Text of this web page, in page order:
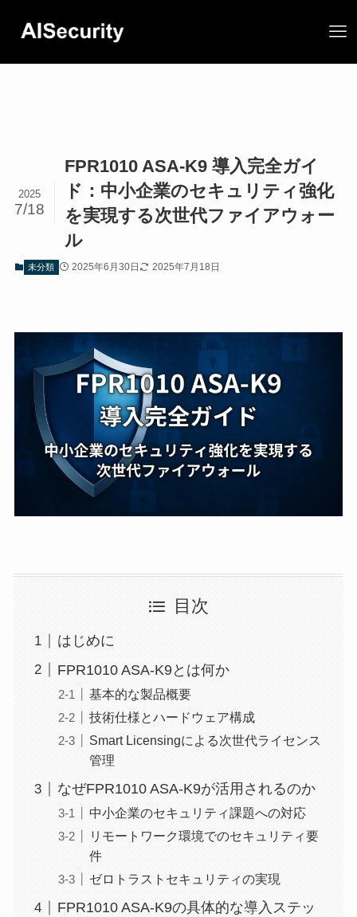
FPR1010 ASA-K9 導入完全ガイ
ド：中小企業のセキュリティ強化
を実現する次世代ファイアウォー
ル
2025
7/18
未分類 2025年6月30日 2025年7月18日
目次
はじめに
FPR1010 ASA-K9とは何か
基本的な製品概要
技術仕様とハードウェア構成
Smart Licensingによる次世代ライセンス
管理
なぜFPR1010 ASA-K9が活用されるのか
中小企業のセキュリティ課題への対応
リモートワーク環境でのセキュリティ要
件
ゼロトラストセキュリティの実現
FPR1010 ASA-K9の具体的な導入ステッ